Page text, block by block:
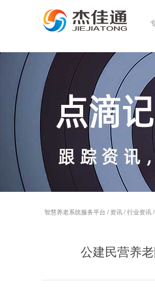
智慧养老系统服务平台 / 资讯 / 行业资讯
公建民营养